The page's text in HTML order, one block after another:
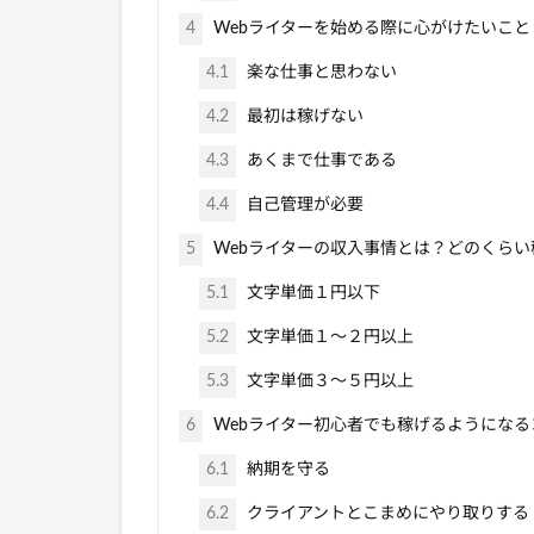
4 Webライターを始める際に心がけたいこと
4.1 楽な仕事と思わない
4.2 最初は稼げない
4.3 あくまで仕事である
4.4 自己管理が必要
5 Webライターの収入事情とは？どのくらい
5.1 文字単価１円以下
5.2 文字単価１～２円以上
5.3 文字単価３～５円以上
6 Webライター初心者でも稼げるようになる
6.1 納期を守る
6.2 クライアントとこまめにやり取りする